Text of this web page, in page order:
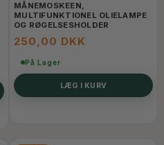
MÅNEMOSKEEN,
MULTIFUNKTIONEL OLIELAMPE
OG RØGELSESHOLDER
250,00 DKK
På Lager
LÆG I KURV